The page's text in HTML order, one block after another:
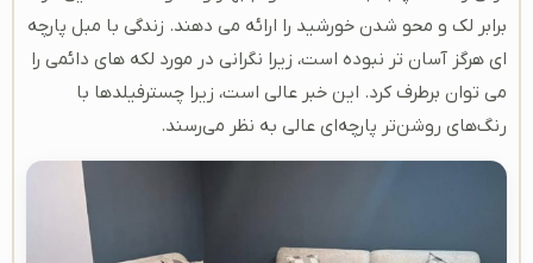
برابر لک و محو شدن خورشید را ارائه می دهند. زندگی با مبل پارچه
ای هرگز آسان تر نبوده است، زیرا نگرانی در مورد لکه های دائمی را
می توان برطرف کرد. این خبر عالی است، زیرا چسترفیلدها با
رنگ‌های روشن‌تر پارچه‌ای عالی به نظر می‌رسند.